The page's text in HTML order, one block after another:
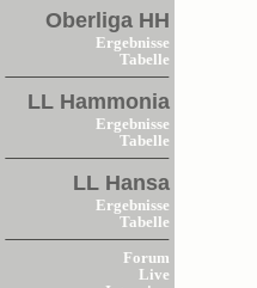
Oberliga HH
Ergebnisse
Tabelle
LL Hammonia
Ergebnisse
Tabelle
LL Hansa
Ergebnisse
Tabelle
Forum
Live